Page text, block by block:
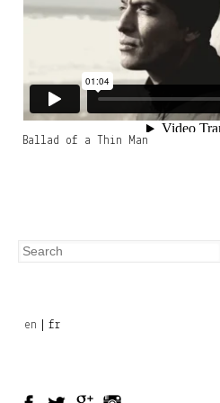
Ballad of a Thin Man
Search
en fr